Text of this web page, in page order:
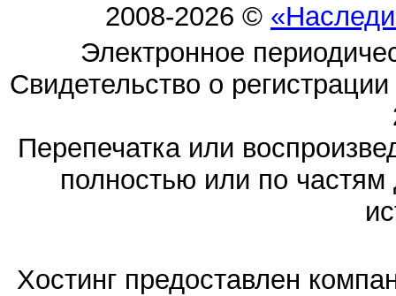
2008-2026 ©
Электронное
Свидетельство о
Перепечатка или
полностью или по частям
Хостинг предоставлен